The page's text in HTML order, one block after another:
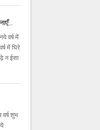
वर्ष में
में घिरे
न ईसा
वर्ष शुभ